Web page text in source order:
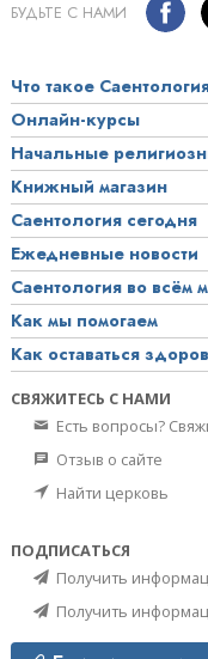
БУДЬТЕ С НАМИ
Что такое
Онлайн-курсы
Начальные
Книжный магазин
Саентология сегодня
Ежедневные новости
Саентология во всём
Как мы помогаем
Как оставаться
СВЯЖИТЕСЬ С НАМИ
Есть вопросы?
Отзыв о сайте
Найти церковь
ПОДПИСАТЬСЯ
Получить
Получить